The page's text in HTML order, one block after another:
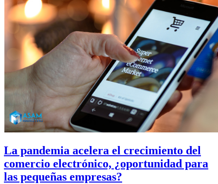
La pandemia acelera el crecimiento del
comercio electrónico, ¿oportunidad para
las pequeñas empresas?